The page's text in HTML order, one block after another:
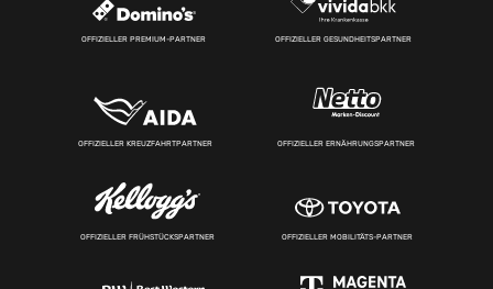
OFFIZIELLER PREMIUM-PARTNER OFFIZIELLER GESUNDHEITSPARTNER
OFFIZIELLER KREUZFAHRTPARTNER OFFIZIELLER ERNÄHRUNGSPARTNER
OFFIZIELLER FRÜHSTÜCKSPARTNER OFFIZIELLER MOBILITÄTS-PARTNER